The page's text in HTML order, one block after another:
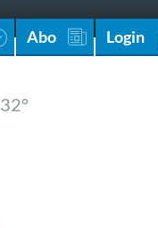
Abo Login
32°